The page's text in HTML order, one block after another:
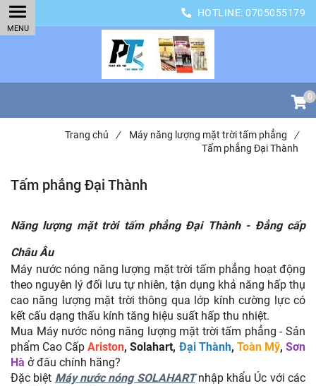
HOTLINE: 0705055179
0
Trang chủ / Máy năng lượng mặt trời tấm phẳng
/
Tấm phẳng Đại Thành
Tấm phẳng Đại Thành
Năng lượng mặt trời tấm phẳng Đại Thành - Đẳng cấp
Châu Âu
Máy nước nóng năng lượng mặt trời tấm phẳng hoạt động
theo nguyên lý đối lưu tự nhiên, tận dụng khả năng hấp thụ
cao năng lượng mặt trời thông qua lớp kính cường lực có
kết cấu dạng thấu kính tăng hiệu suất hấp thu nhiệt.
Mua Máy nước nóng năng lượng mặt trời tấm phẳng - Sản
phẩm Cao Cấp Ariston, Solahart,Đại Thành, Toàn Mỹ,Sơn
Hà ở đâu chính hãng?
Đặc biệt Máy nước nóng SOLAHARTnhập khẩu Úc với các